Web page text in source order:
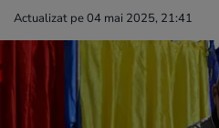
Actualizat pe 04 mai 2025, 21:41